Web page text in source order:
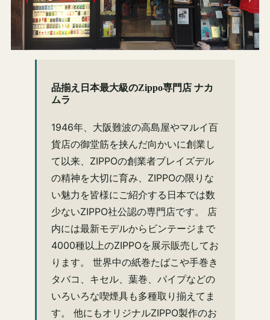
品揃え日本最大級のZippo専門店 ナカ
ムラ
1946年、大阪難波の高島屋やマルイ百
貨店の御堂筋を挟んだ向かいに創業し
て以来、ZIPPOの創業者ブレイズデル
の精神を大切に育み、ZIPPOの限りな
い魅力を皆様にご紹介する日本では数
少ないZIPPO社公認の専門店です。 店
内には最新モデルからビンテージまで
4000種以上のZIPPOを展示販売してお
ります。 世界中の紙巻たばこや手巻き
タバコ、キセル、葉巻、パイプなどの
いろいろな喫煙具も多種取り揃えてま
す。 他にもオリジナルZIPPO製作のお